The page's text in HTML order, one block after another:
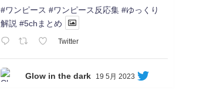
#ワンピース #ワンピース反応集 #ゆっくり
解説 #5chまとめ
Twitter
Glow in the dark 19 5月 2023